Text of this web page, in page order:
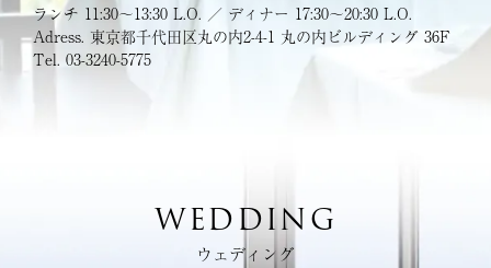
ランチ 11:30〜13:30 L.O. ／ ディナー 17:30〜20:30 L.O.
Adress. 東京都千代田区丸の内2-4-1 丸の内ビルディング 36F
Tel. 03-3240-5775
WEDDING
ウェディング